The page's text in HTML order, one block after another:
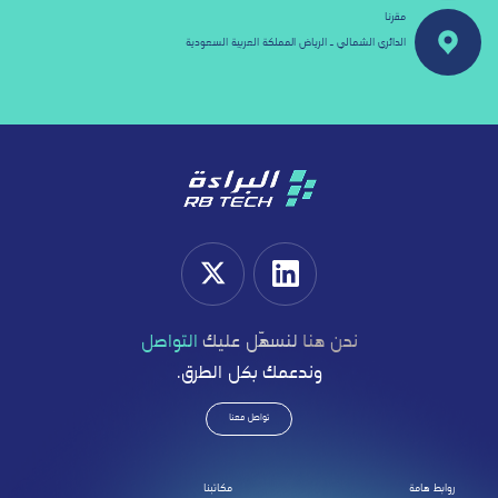
مقرنا
الدائري الشمالي ـ الرياض المملكة العربية السعودية
نحن هنا لنسهّل عليك التواصل
وندعمك بكل الطرق.
تواصل معنا
روابط هامة مكاتبنا